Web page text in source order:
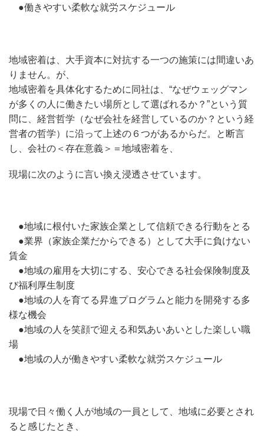
●働きやすい柔軟な就労スケジュール
地域密着は、大手資本に対抗する一つの施策には間違いあ
りません。が、
地域密着を具体化するために同社は、“なぜウェッグマン
が多くの人に働きたい場所として選ばれるか？”という質
問に、経営哲学（なぜ会社を経営しているのか？という経
営者の哲学）に沿って上述の６つがあるからだ。と断言
し、会社の＜存在意義＞＝地域密着を、
現場に次のように言い換え浸透させています。
●地域に根付いた家族企業として信頼できる行動をとる
●業界（家族企業だからできる）として大手に負けない
賃金
●地域の雇用を大切にする、安心できる社会保険制度及
び福利厚生制度
●地域の人を育てる昇進プログラムと能力を開発する多
様な機会
●地域の人を笑顔で迎える和気あいあいとした楽しい職
場
●地域の人が働きやすい柔軟な就労スケジュール
現場で日々働く人が地域の一員として、地域に必要とされ
ると感じたとき、